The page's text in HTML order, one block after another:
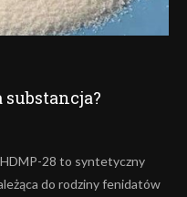
28 to syntetyczny
do rodziny fenidatów